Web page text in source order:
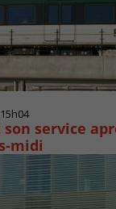
service
midi